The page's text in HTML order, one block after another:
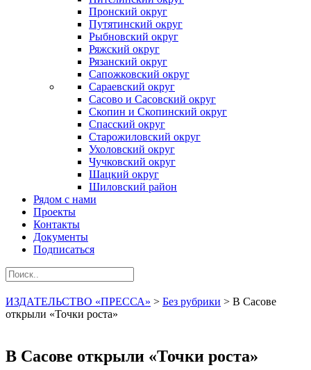
Пронский округ
Путятинский округ
Рыбновский округ
Ряжский округ
Рязанский округ
Сапожковский округ
Сараевский округ
Сасово и Сасовский округ
Скопин и Скопинский округ
Спасский округ
Старожиловский округ
Ухоловский округ
Чучковский округ
Шацкий округ
Шиловский район
Рядом с нами
Проекты
Контакты
Документы
Подписаться
ИЗДАТЕЛЬСТВО «ПРЕССА» > Без рубрики > В Сасове
открыли «Точки роста»
В Сасове открыли «Точки роста»